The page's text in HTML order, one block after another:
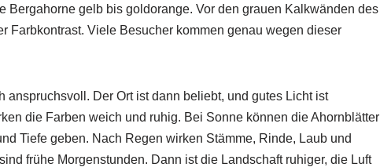
Bergahorne gelb bis goldorange. Vor den grauen Kalkwänden des
Farbkontrast. Viele Besucher kommen genau wegen dieser
anspruchsvoll. Der Ort ist dann beliebt, und gutes Licht ist
die Farben weich und ruhig. Bei Sonne können die Ahornblätter
Tiefe geben. Nach Regen wirken Stämme, Rinde, Laub und
frühe Morgenstunden. Dann ist die Landschaft ruhiger, die Luft